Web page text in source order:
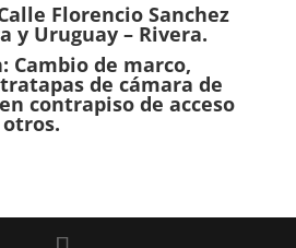
Florencio Sanchez
y Uruguay – Rivera.
Cambio de marco,
de cámara de
contrapiso de acceso